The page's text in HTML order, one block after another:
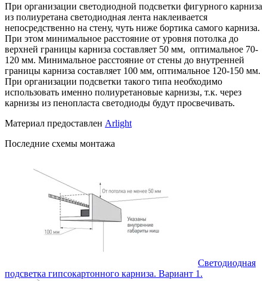
При организации светодиодной подсветки фигурного карниза
из полиуретана светодиодная лента наклеивается
непосредственно на стену, чуть ниже бортика самого карниза.
При этом минимальное расстояние от уровня потолка до
верхней границы карниза составляет 50 мм, оптимальное 70-
120 мм. Минимальное расстояние от стены до внутренней
границы карниза составляет 100 мм, оптимальное 120-150 мм.
При организации подсветки такого типа необходимо
использовать именно полиуретановые карнизы, т.к. через
карнизы из пенопласта светодиоды будут просвечивать.
Материал предоставлен Arlight
Последние схемы монтажа
Светодиодная
подсветка гипсокартонного карниза. Вариант 1.